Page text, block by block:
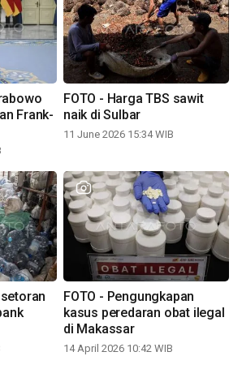
Frank-
FOTO - Harga TBS sawit
naik di Sulbar
11 June 2026 15:34 WIB
FOTO - Pengungkapan
kasus peredaran obat ilegal
di Makassar
14 April 2026 10:42 WIB